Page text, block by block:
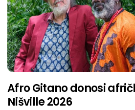
Afro Gitano donosi
Nišville 2026